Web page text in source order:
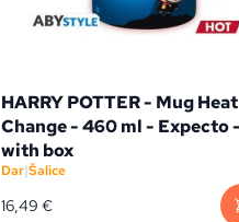
HARRY POTTER - Mug Heat
Change - 460 ml - Expecto -
with box
Dar|Šalice
16,49 €